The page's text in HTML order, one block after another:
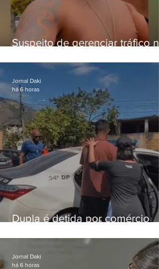
Suspeito de gerenciar tráfico na
foragido
Dupla é detida por comércio
Bangu
Jornal Daki
há 6 horas
Jornal Daki
há 6 horas